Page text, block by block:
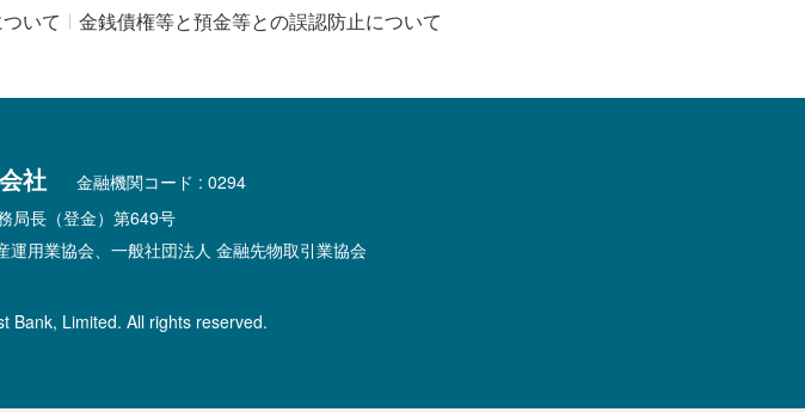
いて
金銭債権等と預金等との誤認防止について
社
金融機関コード : 0294
長（登金）第649号
用業協会、一般社団法人 金融先物取引業協会
Bank, Limited. All rights reserved.